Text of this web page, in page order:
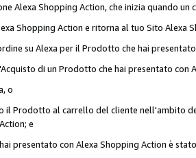
Alexa Shopping Action, che inizia quando
Shopping Action e ritorna al tuo Sito Alexa
su Alexa per il Prodotto che hai presentato
di un Prodotto che hai presentato con
o
Prodotto al carrello del cliente nell'ambito
e
presentato con Alexa Shopping Action è